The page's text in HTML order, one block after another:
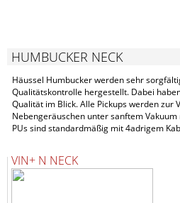
HUMBUCKER NECK
Häussel Humbucker werden sehr
Qualitätskontrolle hergestellt. Dabei
Qualität im Blick. Alle Pickups werden zur
Nebengeräuschen unter sanftem
PUs sind standardmäßig mit 4adrigem
VIN+ N NECK